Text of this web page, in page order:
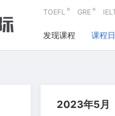
TOEFL ® GRE ®
发现课程 课程
2023年5月